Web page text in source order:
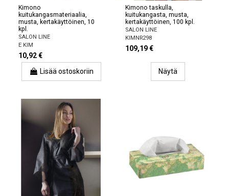
Kimono
kuitukangasmateriaalia,
musta, kertakäyttöinen, 10
kpl.
SALON LINE
E KIM
10,92 €
Lisää ostoskoriin
Kimono taskulla,
kuitukangasta, musta,
kertakäyttöinen, 100 kpl.
SALON LINE
KIMNR298
109,19 €
Näytä